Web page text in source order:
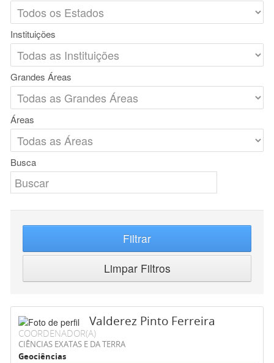
Instituições
Grandes Áreas
Áreas
Busca
Filtrar
Limpar Filtros
Valderez Pinto Ferreira
COORDENADOR(A)
CIÊNCIAS EXATAS E DA TERRA
Geociências